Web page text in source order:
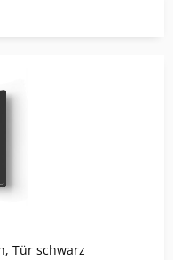
Tür schwarz